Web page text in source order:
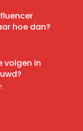
hoe dan?
volgen in